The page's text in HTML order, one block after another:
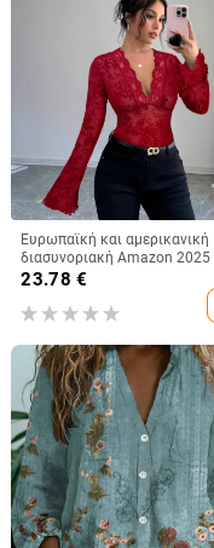
Ευρωπαϊκή και αμερικανική
διασυνοριακή Amazon
γυναικεία μπλούζα με V
λαιμόκοψη και δαντέλα, με
και καμπάνα, για γυναίκες,
23.78 €